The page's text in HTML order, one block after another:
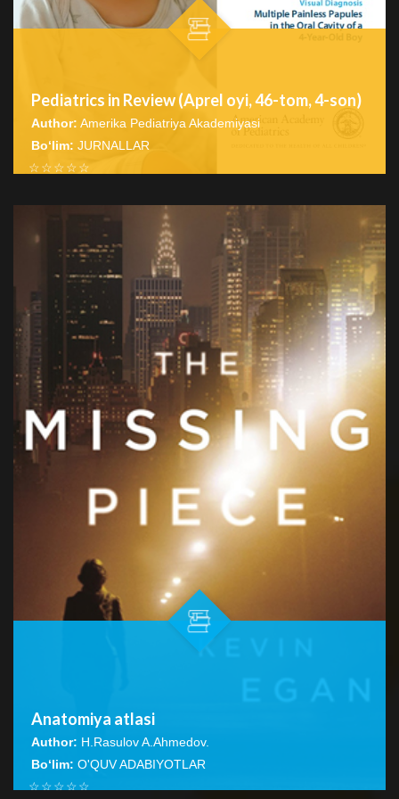
Pediatrics in Review (Aprel oyi, 46-tom, 4-son)
Author: Amerika Pediatriya Akademiyasi
Bo‘lim: JURNALLAR
☆
☆
☆
☆
☆
The publication includes brief diagnostic briefs on
prevention strategies for Respiratory Syncytial Virus (RSV)
infect...
BATAFSIL...
Anatomiya atlasi
Author: H.Rasulov A.Ahmedov.
Bo‘lim: O'QUV ADABIYOTLAR
☆
☆
☆
☆
☆